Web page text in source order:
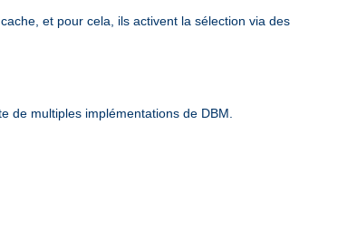
et pour cela, ils activent la sélection via des
de multiples implémentations de DBM.